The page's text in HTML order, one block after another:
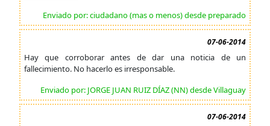
Enviado por: ciudadano (mas o menos) desde preparado
07-06-2014
Hay que corroborar antes de dar una noticia de un
fallecimiento. No hacerlo es irresponsable.
Enviado por: JORGE JUAN RUIZ DÍAZ (NN) desde Villaguay
07-06-2014